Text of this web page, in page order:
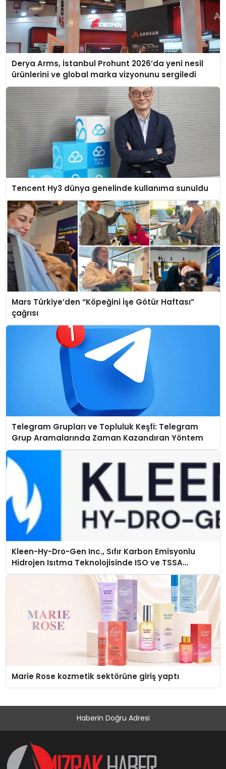
Derya Arms, İstanbul Prohunt 2026’da yeni nesil
ürünlerini ve global marka vizyonunu sergiledi
Tencent Hy3 dünya genelinde kullanıma sunuldu
Mars Türkiye’den “Köpeğini İşe Götür Haftası”
çağrısı
Telegram Grupları ve Topluluk Keşfi: Telegram
Grup Aramalarında Zaman Kazandıran Yöntem
Kleen-Hy-Dro-Gen Inc., Sıfır Karbon Emisyonlu
Hidrojen Isıtma Teknolojisinde ISO ve TSSA
Düzenleyici Onaylarını Aldı
Marie Rose kozmetik sektörüne giriş yaptı
Haberin Doğru Adresi